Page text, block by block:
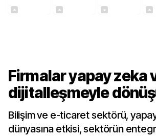
Firmalar yapay zeka
dijitalleşmeyle
Bilişim ve e-ticaret sektörü,
dünyasına etkisi, sektörün